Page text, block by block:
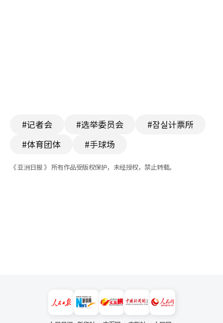
#记者会 #选举委员会
#잠실计票所
#体育团体
#手球场
《 亚洲日报 》 所有作品受版权保护，未经授权，禁止转载。